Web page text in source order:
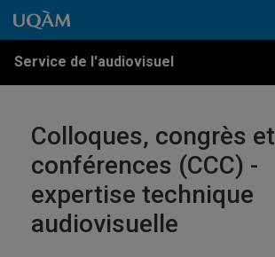
Passer au contenu
Accéder au menu principal
Accéder à la recherche
Passer au contenu
Accéder au menu principal
Service de l'audiovisuel
Colloques, congrès et
conférences (CCC) -
expertise technique
audiovisuelle